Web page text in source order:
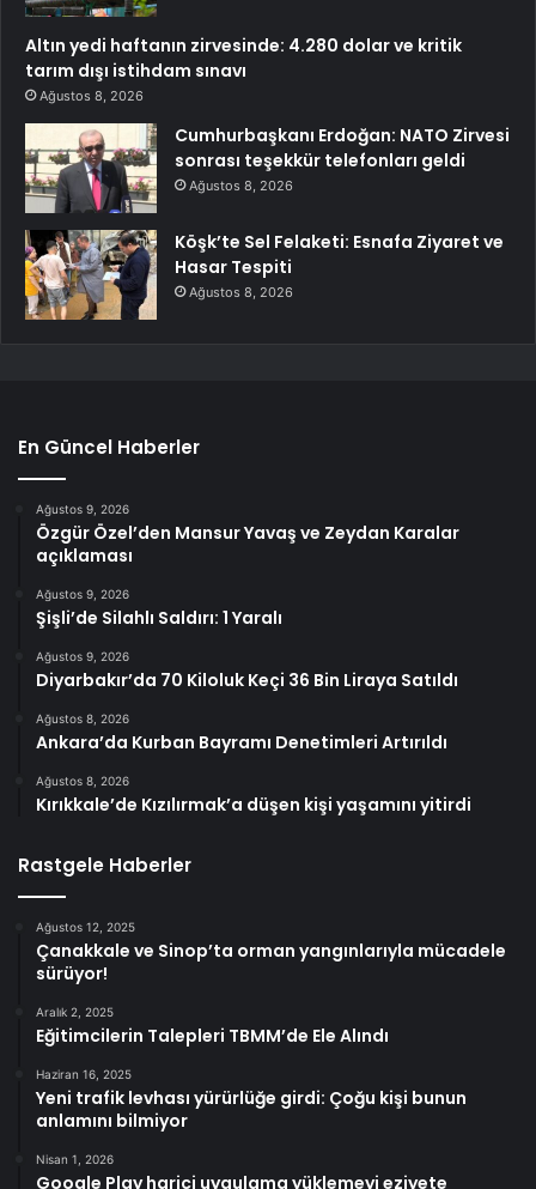
Altın yedi haftanın zirvesinde: 4.280 dolar ve kritik
tarım dışı istihdam sınavı
Ağustos 8, 2026
Cumhurbaşkanı Erdoğan: NATO Zirvesi
sonrası teşekkür telefonları geldi
Ağustos 8, 2026
Köşk’te Sel Felaketi: Esnafa Ziyaret ve
Hasar Tespiti
Ağustos 8, 2026
En Güncel Haberler
Ağustos 9, 2026
Özgür Özel’den Mansur Yavaş ve Zeydan Karalar
açıklaması
Ağustos 9, 2026
Şişli’de Silahlı Saldırı: 1 Yaralı
Ağustos 9, 2026
Diyarbakır’da 70 Kiloluk Keçi 36 Bin Liraya Satıldı
Ağustos 8, 2026
Ankara’da Kurban Bayramı Denetimleri Artırıldı
Ağustos 8, 2026
Kırıkkale’de Kızılırmak’a düşen kişi yaşamını yitirdi
Rastgele Haberler
Ağustos 12, 2025
Çanakkale ve Sinop’ta orman yangınlarıyla mücadele
sürüyor!
Aralık 2, 2025
Eğitimcilerin Talepleri TBMM’de Ele Alındı
Haziran 16, 2025
Yeni trafik levhası yürürlüğe girdi: Çoğu kişi bunun
anlamını bilmiyor
Nisan 1, 2026
Google Play harici uygulama yüklemeyi eziyete